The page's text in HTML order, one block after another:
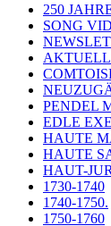
250
SONG
PENDEL
EDLE
HAUTE
HAUTE
HAUT-
1730-1740
1740-1750.
1750-1760